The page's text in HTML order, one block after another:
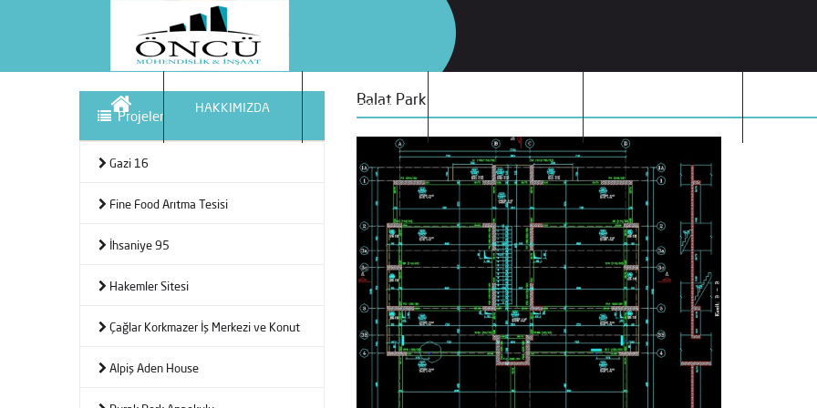
HAKKIMIZDA STATİK PRJ
Projeler
Gazi 16
Fine Food Arıtma Tesisi
İhsaniye 95
Hakemler Sitesi
Çağlar Korkmazer İş Merkezi ve Konut
Alpiş Aden House
Balat Park